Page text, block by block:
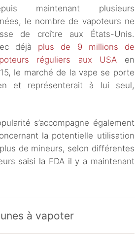
maintenant plusieurs
le nombre de vapoteurs ne
de croître aux États-Unis.
déjà plus de 9 millions de
réguliers aux USA en
le marché de la vape se porte
et représenterait à lui seul,
s’accompagne également
la potentielle utilisation
de mineurs, selon différentes
saisi la FDA il y a maintenant
à vapoter